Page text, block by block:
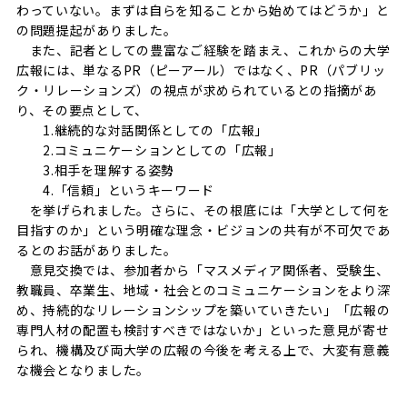
わっていない。まずは自らを知ることから始めてはどうか」と
の問題提起がありました。
また、記者としての豊富なご経験を踏まえ、これからの大学
広報には、単なるPR（ピーアール）ではなく、PR（パブリッ
ク・リレーションズ）の視点が求められているとの指摘があ
り、その要点として、
1.継続的な対話関係としての「広報」
2.コミュニケーションとしての「広報」
3.相手を理解する姿勢
4.「信頼」というキーワード
を挙げられました。さらに、その根底には「大学として何を
目指すのか」という明確な理念・ビジョンの共有が不可欠であ
るとのお話がありました。
意見交換では、参加者から「マスメディア関係者、受験生、
教職員、卒業生、地域・社会とのコミュニケーションをより深
め、持続的なリレーションシップを築いていきたい」「広報の
専門人材の配置も検討すべきではないか」といった意見が寄せ
られ、機構及び両大学の広報の今後を考える上で、大変有意義
な機会となりました。